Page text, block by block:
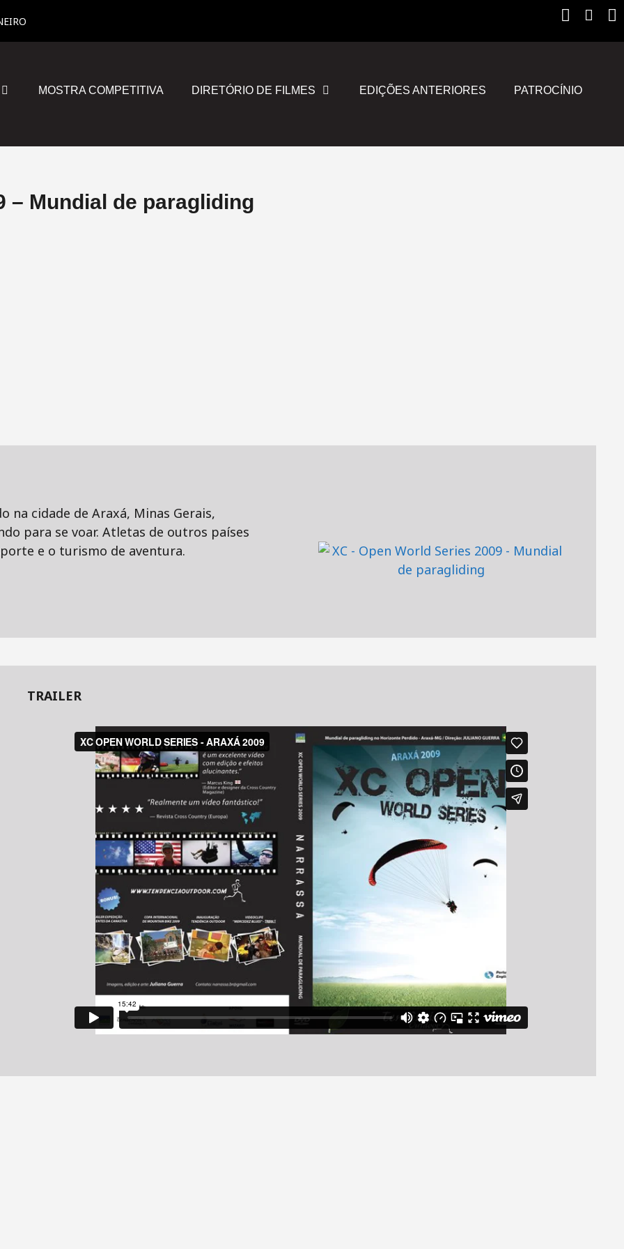
MOSTRA COMPETITIVA DIRETÓRIO DE FILMES EDIÇÕES ANTERIORES PATROCÍNIO
– Mundial de paragliding
na cidade de Araxá, Minas Gerais,
para se voar. Atletas de outros países
e o turismo de aventura.
TRAILER